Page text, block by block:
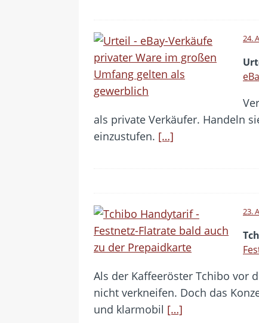
24.
als private Verkäufer. Handeln
einzustufen. […]
23.
Als der Kaffeeröster Tchibo vor
nicht verkneifen. Doch das
und klarmobil […]